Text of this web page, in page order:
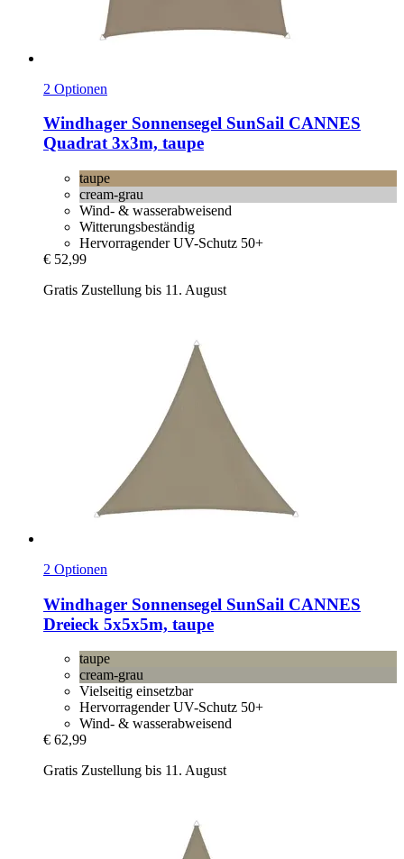
2 Optionen
Windhager Sonnensegel SunSail CANNES
Quadrat 3x3m, taupe
taupe
cream-grau
Wind- & wasserabweisend
Witterungsbeständig
Hervorragender UV-Schutz 50+
€ 52,99
Gratis Zustellung bis 11. August
2 Optionen
Windhager Sonnensegel SunSail CANNES
Dreieck 5x5x5m, taupe
taupe
cream-grau
Vielseitig einsetzbar
Hervorragender UV-Schutz 50+
Wind- & wasserabweisend
€ 62,99
Gratis Zustellung bis 11. August